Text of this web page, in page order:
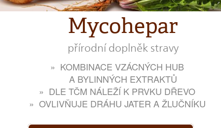
Mycohepar
přírodní doplněk stravy
KOMBINACE VZÁCNÝCH HUB
A BYLINNÝCH EXTRAKTŮ
DLE TČM NÁLEŽÍ K PRVKU DŘEVO
OVLIVŇUJE DRÁHU JATER A ŽLUČNÍKU